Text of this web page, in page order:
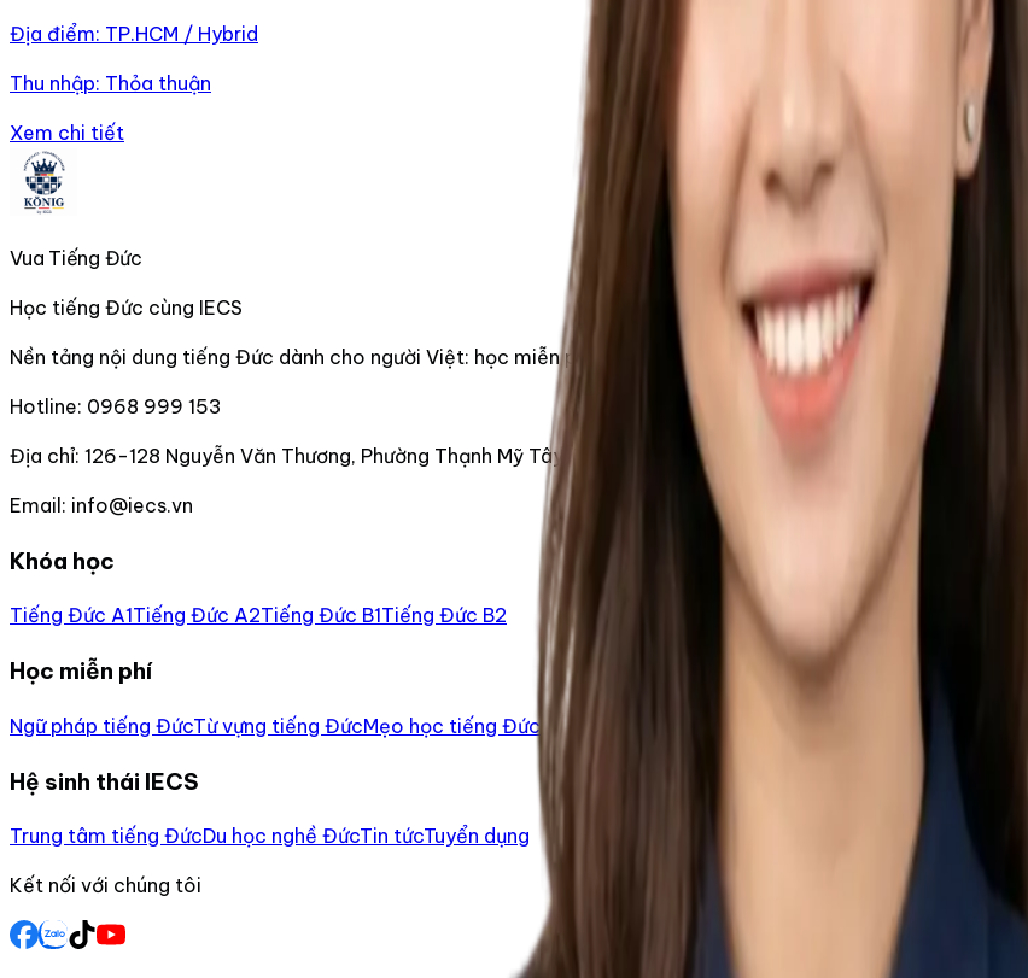
Địa điểm: TP.HCM / Hybrid
Thu nhập: Thỏa thuận
Xem chi tiết
Vua Tiếng Đức
Học tiếng Đức cùng IECS
Nền tảng nội dung tiếng Đức dành cho người Việt: học miễn phí, tra cứu, luyện đề, định hướng khóa học và
Hotline: 0968 999 153
Địa chỉ: 126-128 Nguyễn Văn Thương, Phường Thạnh Mỹ Tây, TP HCM
Email: info@iecs.vn
Khóa học
Tiếng Đức A1Tiếng Đức A2Tiếng Đức B1Tiếng Đức B2
Học miễn phí
Ngữ pháp tiếng ĐứcTừ vựng tiếng ĐứcMẹo học tiếng Đức
Hệ sinh thái IECS
Trung tâm tiếng ĐứcDu học nghề ĐứcTin tứcTuyển dụng
Kết nối với chúng tôi